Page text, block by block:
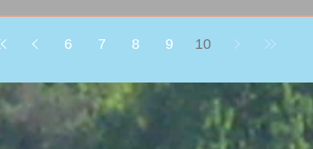
6 7 8 9 10